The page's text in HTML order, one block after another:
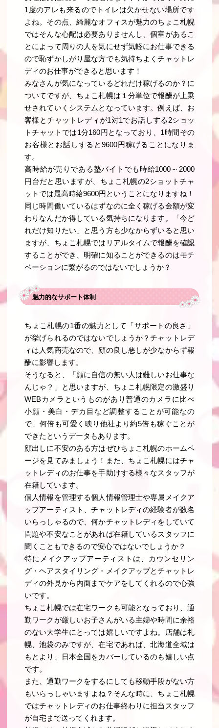
1度のアレも来るのでトイレは欠かせない場所です
よね。その点、綺麗なオフィスが魅力のちょこ札幌
ではそんな心配は必要ありませんし、個室があるこ
とによって周りの人を気にせず気軽にお仕事できる
ので恥ずかしがり屋な方でも気持ちよくチャットレ
ディのお仕事ができると思います！
みなさんが気になっているどれだけ稼げるのか？に
ついてですが、ちょこ札幌は１分単位で報酬が上乗
せされていくシステムとなっています。例えば、お
客様とチャットレディが1対1でお話しする2ショッ
トチャットでは1分160円となっており、1時間その
お客様とお話しすると9600円稼げることになりま
す。
高時給が売りである塾バイトでも時給1000～2000
円台だと思いますが、ちょこ札幌の2ショットチャ
ットでは最高時給9600円ということになりますね！
同じ時間働いているはずなのに全く稼げる金額が変
わりなんだか得している気持ちになります。「今ど
れだけ知りたい」と思う方も少なからずいると思い
ますが、ちょこ札幌ではリアルタイムで報酬を確認
することができ、明確に知ることができるのはモチ
ベーションに繋がるのではないでしょうか？
魅力的なサポート体制
ちょこ札幌の1番の魅力として「サポートの良さ」
が挙げられるのではないでしょうか？チャットレデ
ィは人気商売なので、顔の良し悪しが少なからず報
酬に影響します。
そうなると、「顔に自信の無い人は難しいお仕事な
んじゃ？」と思いますが、ちょこ札幌限定の激盛り
WEBカメラというものがあり普通のカメラに比べ
小顔・美白・デカ目など調整することが可能なの
で、何倍も可愛く映り他社より約5倍も稼ぐことが
できたというデータもあります。
顔出しに不安のある方はぜひちょこ札幌のホームペ
ージを見てみましょう！また、ちょこ札幌にはチャ
ットレディのお仕事を手助けする様々なスタッフが
在籍しています。
個人情報を管理する個人情報管理士や専属メイクア
ップアーティスト、チャットレディの経験者が数名
いらっしゃるので、何かチャットレディをしていて
問題や不安なことがあれば在籍しているスタッフに
聞くこともできるので安心ではないでしょうか？
特にメイクアップアーティストは、カウンセリン
グ・ヘアスタイリング・メイクアップとチャットレ
ディの外見から内面までケアをしてくれるので心強
いです。
ちょこ札幌では在宅ワークも可能となっており、通
勤ワークが厳しいお子さんがいる主婦や時間に余裕
のない大学生にとっては嬉しいですよね。店舗は札
幌、池袋のみですが、在宅であれば、北海道全域は
もとより、日本全国をカバーしているのも嬉しい点
です。
また、通勤ワークをするにしても移動手段がない方
もいらっしゃいますよね？そんな時に、ちょこ札幌
ではチャットレディのお仕事終わりに担当スタッフ
が自宅まで送ってくれます。